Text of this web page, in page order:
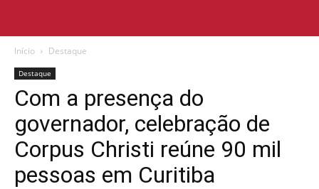
Início Destaque
Destaque
Com a presença do
governador, celebração de
Corpus Christi reúne 90 mil
pessoas em Curitiba